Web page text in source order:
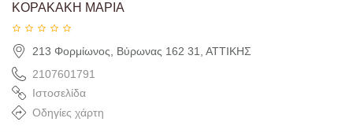
ΚΟΡΑΚΑΚΗ ΜΑΡΙΑ
213 Φορμίωνος, Βύρωνας 162 31, ΑΤΤΙΚΗΣ
2107601791
Ιστοσελίδα
Οδηγίες χάρτη